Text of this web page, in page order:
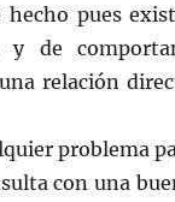
pues
y de
relación
problema
con una